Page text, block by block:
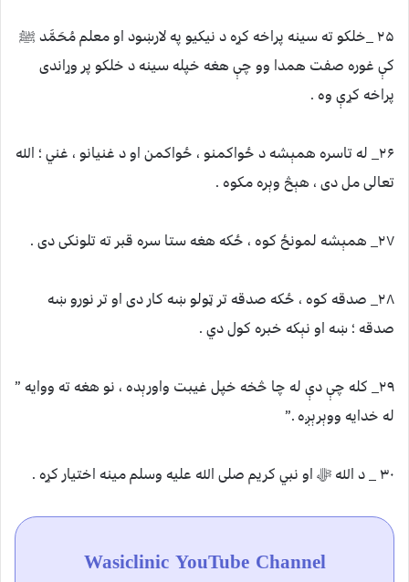
۲۵ _خلکو ته سینه پراخه کړہ د نیکیو په لارښود او معلم مُحَمَّد ﷺ
کې غورہ صفت ھمدا وو چې ھغه خپله سینه د خلکو پر وړاندی
پراخه کړې وہ .
۲۶_ له تاسره همېشه د ځواکمنو ، ځواکمن او د غنیانو ، غني ؛ الله
تعالی مل دی ، هېڅ وېره مکوه .
۲۷_ همېشه لمونځ کوه ، ځکه هغه ستا سره قبر ته تلونکی دی .
۲۸_ صدقه کوه ، ځکه صدقه تر ټولو ښه کار دی او تر نورو ښه
صدقه ؛ ښه او نېکه خبره کول دي .
۲۹_ کله چې دې له چا څخه خپل غیبت واورېده ، نو هغه ته ووایه ”
له خدایه ووېرېږه .”
۳۰ _ د الله ﷻ او نبي کریم صلی الله علیه وسلم مینه اختیار کړه .
Wasiclinic YouTube Channel